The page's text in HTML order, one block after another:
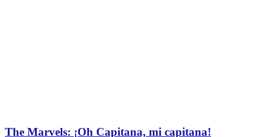
The Marvels: ¡Oh Capitana, mi capitana!